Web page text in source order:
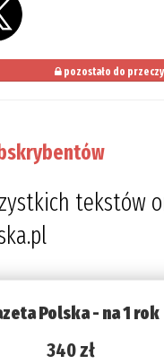
pozostało do
tekstów
Polska - na 1 rok
340 zł